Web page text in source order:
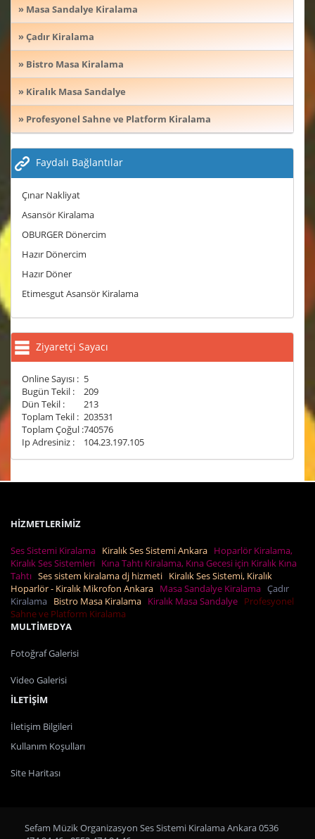
» Masa Sandalye Kiralama
» Çadır Kiralama
» Bistro Masa Kiralama
» Kiralık Masa Sandalye
» Profesyonel Sahne ve Platform Kiralama
Faydalı Bağlantılar
Çınar Nakliyat
Asansör Kiralama
OBURGER Dönercim
Hazır Dönercim
Hazır Döner
Etimesgut Asansör Kiralama
Ziyaretçi Sayacı
Online Sayısı : 5
Bugün Tekil :
209
Dün Tekil :
213
Toplam Tekil : 203531
Toplam Çoğul :740576
Ip Adresiniz :
104.23.197.105
HİZMETLERİMİZ
Ses Sistemi Kiralama Kiralık Ses Sistemi Ankara Hoparlör Kiralama,
Kiralık Ses Sistemleri Kına Tahtı Kiralama, Kına Gecesi için Kiralık Kına
Tahtı Ses sistem kiralama dj hizmeti Kiralık Ses Sistemi, Kiralık
Hoparlör - Kiralık Mikrofon Ankara Masa Sandalye Kiralama Çadır
Kiralama Bistro Masa Kiralama Kiralık Masa Sandalye Profesyonel
Sahne ve Platform Kiralama
MULTİMEDYA
Fotoğraf Galerisi
Video Galerisi
İLETİŞİM
İletişim Bilgileri
Kullanım Koşulları
Site Haritası
Sefam Müzik Organizasyon Ses Sistemi Kiralama Ankara 0536